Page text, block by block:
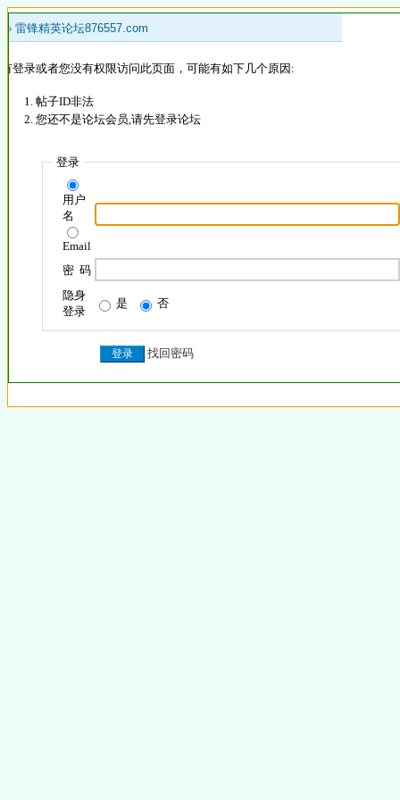
» 雷锋精英论坛876557.com
登录或者您没有权限访问此页面，可能有如下几个原因:
帖子ID非法
您还不是论坛会员,请先登录论坛
登录
用户
名
Email
密 码
隐身
登录
是 否
找回密码